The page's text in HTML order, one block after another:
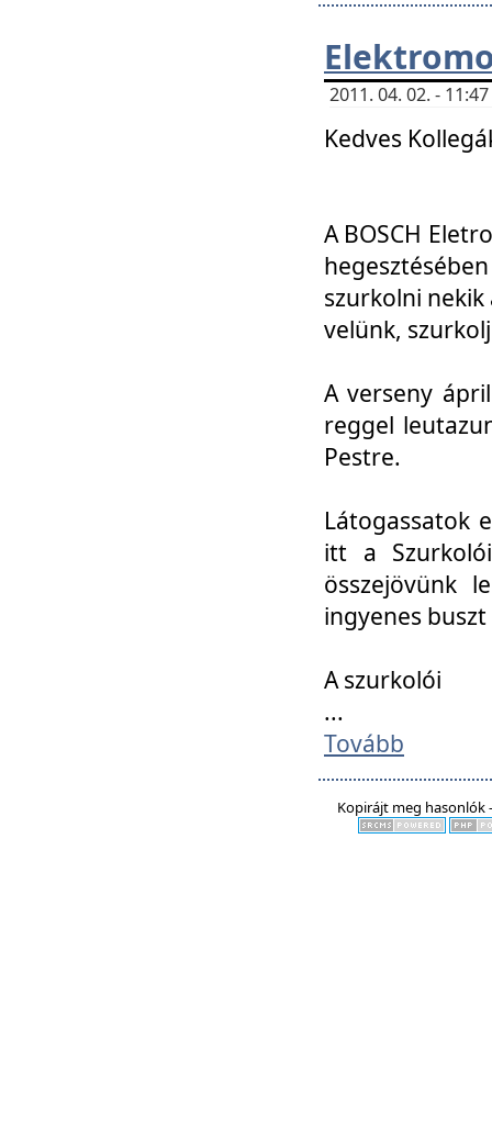
2011. 04. 02. -
Kedves
A BOSCH
szurkolni
velünk,
A verseny
reggel
Pestre.
Látogassatok
itt a
összejövünk
ingyenes
A szurkolói
...
Tovább
Kopirájt meg hasonlók